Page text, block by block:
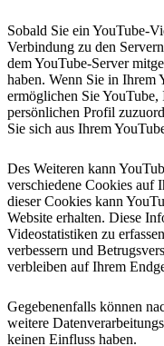
Sobald Sie ein YouTube-
Verbindung zu den
dem YouTube-Server
haben. Wenn Sie in Ihrem
ermöglichen Sie
persönlichen Profil
Sie sich aus Ihrem
Des Weiteren kann
verschiedene Cookies auf
dieser Cookies kann
Website erhalten. Diese
Videostatistiken zu
verbessern und
verbleiben auf Ihrem
Gegebenenfalls können
weitere
keinen Einfluss haben.